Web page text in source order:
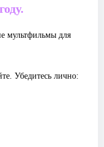
мультфильмы для
Убедитесь лично: